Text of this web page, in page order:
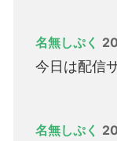
名無しぷく
今日は配信
名無しぷく